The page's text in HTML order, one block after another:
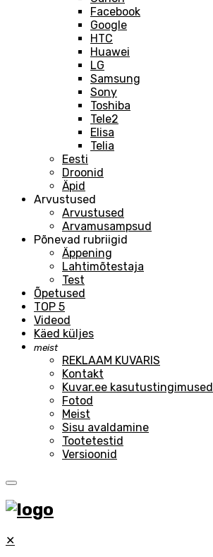
Facebook
Google
HTC
Huawei
LG
Samsung
Sony
Toshiba
Tele2
Elisa
Telia
Eesti
Droonid
Äpid
Arvustused
Arvustused
Arvamusampsud
Põnevad rubriigid
Äppening
Lahtimõtestaja
Test
Õpetused
TOP 5
Videod
Käed küljes
meist
REKLAAM KUVARIS
Kontakt
Kuvar.ee kasutustingimused
Fotod
Meist
Sisu avaldamine
Tootetestid
Versioonid
✕